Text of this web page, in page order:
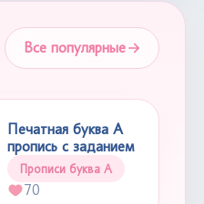
Все популярные
Печатная буква А
пропись с заданием
Прописи буква А
70